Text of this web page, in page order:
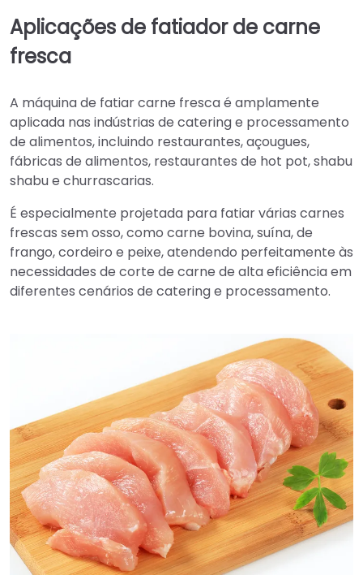
Aplicações de fatiador de carne
fresca
A máquina de fatiar carne fresca é amplamente
aplicada nas indústrias de catering e processamento
de alimentos, incluindo restaurantes, açougues,
fábricas de alimentos, restaurantes de hot pot, shabu
shabu e churrascarias.
É especialmente projetada para fatiar várias carnes
frescas sem osso, como carne bovina, suína, de
frango, cordeiro e peixe, atendendo perfeitamente às
necessidades de corte de carne de alta eficiência em
diferentes cenários de catering e processamento.